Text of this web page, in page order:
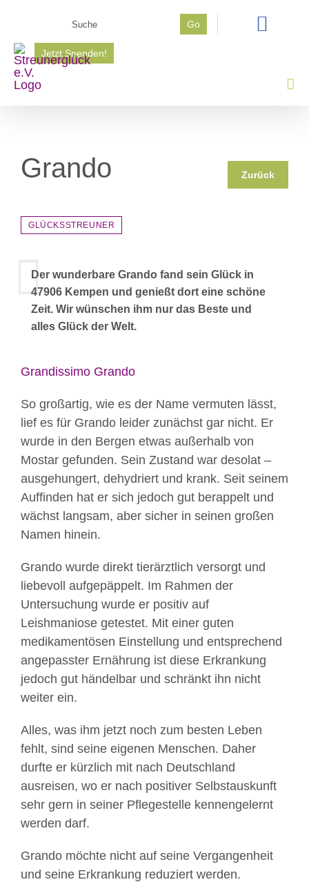
springen
Go
Jetzt Spenden!
Grando Zurück
GLÜCKSSTREUNER
Der wunderbare Grando fand sein Glück in
47906 Kempen und genießt dort eine schöne
Zeit. Wir wünschen ihm nur das Beste und
alles Glück der Welt.
Grandissimo Grando
So großartig, wie es der Name vermuten lässt,
lief es für Grando leider zunächst gar nicht. Er
wurde in den Bergen etwas außerhalb von
Mostar gefunden. Sein Zustand war desolat –
ausgehungert, dehydriert und krank. Seit seinem
Auffinden hat er sich jedoch gut berappelt und
wächst langsam, aber sicher in seinen großen
Namen hinein.
Grando wurde direkt tierärztlich versorgt und
liebevoll aufgepäppelt. Im Rahmen der
Untersuchung wurde er positiv auf
Leishmaniose getestet. Mit einer guten
medikamentösen Einstellung und entsprechend
angepasster Ernährung ist diese Erkrankung
jedoch gut händelbar und schränkt ihn nicht
weiter ein.
Alles, was ihm jetzt noch zum besten Leben
fehlt, sind seine eigenen Menschen. Daher
durfte er kürzlich mit nach Deutschland
ausreisen, wo er nach positiver Selbstauskunft
sehr gern in seiner Pflegestelle kennengelernt
werden darf.
Grando möchte nicht auf seine Vergangenheit
und seine Erkrankung reduziert werden.